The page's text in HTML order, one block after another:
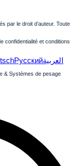
par le droit d’auteur. Toute
confidentialité et conditions
Русскийالعربية
& Systèmes de pesage